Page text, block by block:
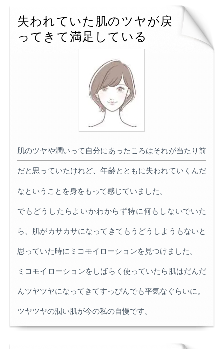
失われていた肌のツヤが戻
ってきて満足している
肌のツヤや潤いって自分にあったころはそれが当たり前
だと思っていたけれど、年齢とともに失われていくんだ
なということを身をもって感じていました。
でもどうしたらよいかわからず特に何もしないでいた
ら、肌がカサカサになってきてもうどうしようもないと
思っていた時にミコモイローションを見つけました。
ミコモイローションをしばらく使っていたら肌はだんだ
んツヤツヤになってきてすっぴんでも平気なぐらいに。
ツヤツヤの潤い肌が今の私の自慢です。